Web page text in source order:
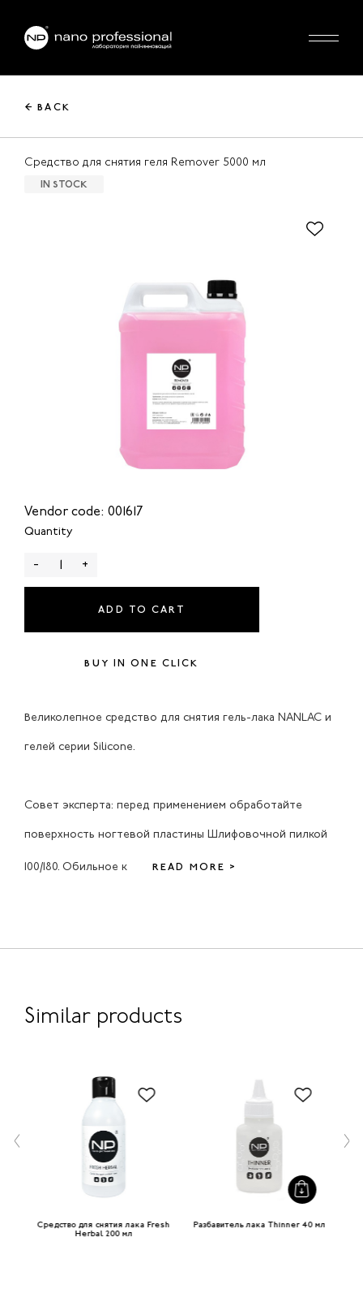
← BACK
Средство для снятия геля Remover 5000 мл
IN STOCK
Vendor code: 001617
Quantity
- +
ADD TO CART
BUY IN ONE CLICK
Великолепное средство для снятия гель-лака NANLAC и
гелей серии Silicone.
Совет эксперта: перед применением обработайте
поверхность ногтевой пластины Шлифовочной пилкой
100/180. Обильное к READ MORE >
Similar products
Средство для снятия лака Fresh
Herbal 200 мл
Разбавитель лака Thinner 40 мл